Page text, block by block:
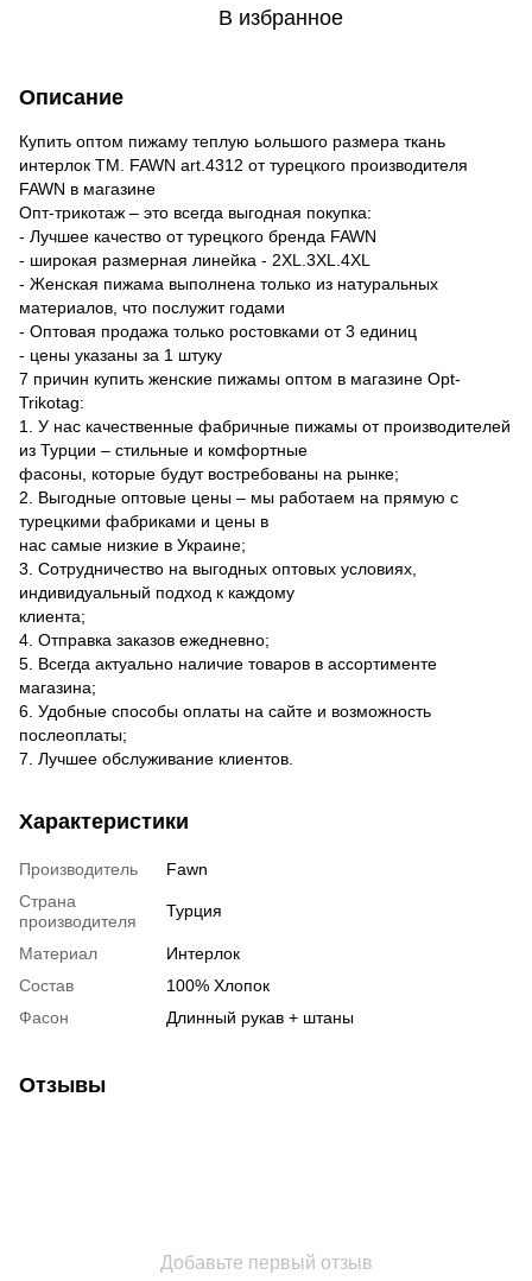
В избранное
Описание
Купить оптом пижаму теплую ьольшого размера ткань
интерлок ТМ. FAWN art.4312 от турецкого производителя
FAWN в магазине
Опт-трикотаж – это всегда выгодная покупка:
- Лучшее качество от турецкого бренда FAWN
- широкая размерная линейка - 2XL.3XL.4XL
- Женская пижама выполнена только из натуральных
материалов, что послужит годами
- Оптовая продажа только ростовками от 3 единиц
- цены указаны за 1 штуку
7 причин купить женские пижамы оптом в магазине Opt-
Trikotag:
1. У нас качественные фабричные пижамы от производителей
из Турции – стильные и комфортные
фасоны, которые будут востребованы на рынке;
2. Выгодные оптовые цены – мы работаем на прямую с
турецкими фабриками и цены в
нас самые низкие в Украине;
3. Сотрудничество на выгодных оптовых условиях,
индивидуальный подход к каждому
клиента;
4. Отправка заказов ежедневно;
5. Всегда актуально наличие товаров в ассортименте
магазина;
6. Удобные способы оплаты на сайте и возможность
послеоплаты;
7. Лучшее обслуживание клиентов.
Характеристики
Производитель
Fawn
Страна
производителя
Турция
Материал
Интерлок
Состав
100% Хлопок
Фасон
Длинный рукав + штаны
Отзывы
Добавьте первый отзыв